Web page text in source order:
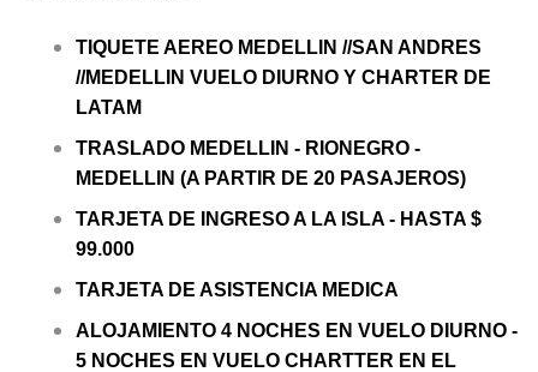
TIQUETE AEREO MEDELLIN //SAN ANDRES
//MEDELLIN VUELO DIURNO Y CHARTER DE
LATAM
TRASLADO MEDELLIN - RIONEGRO -
MEDELLIN (A PARTIR DE 20 PASAJEROS)
TARJETA DE INGRESO A LA ISLA - HASTA $
99.000
TARJETA DE ASISTENCIA MEDICA
ALOJAMIENTO 4 NOCHES EN VUELO DIURNO -
5 NOCHES EN VUELO CHARTTER EN EL